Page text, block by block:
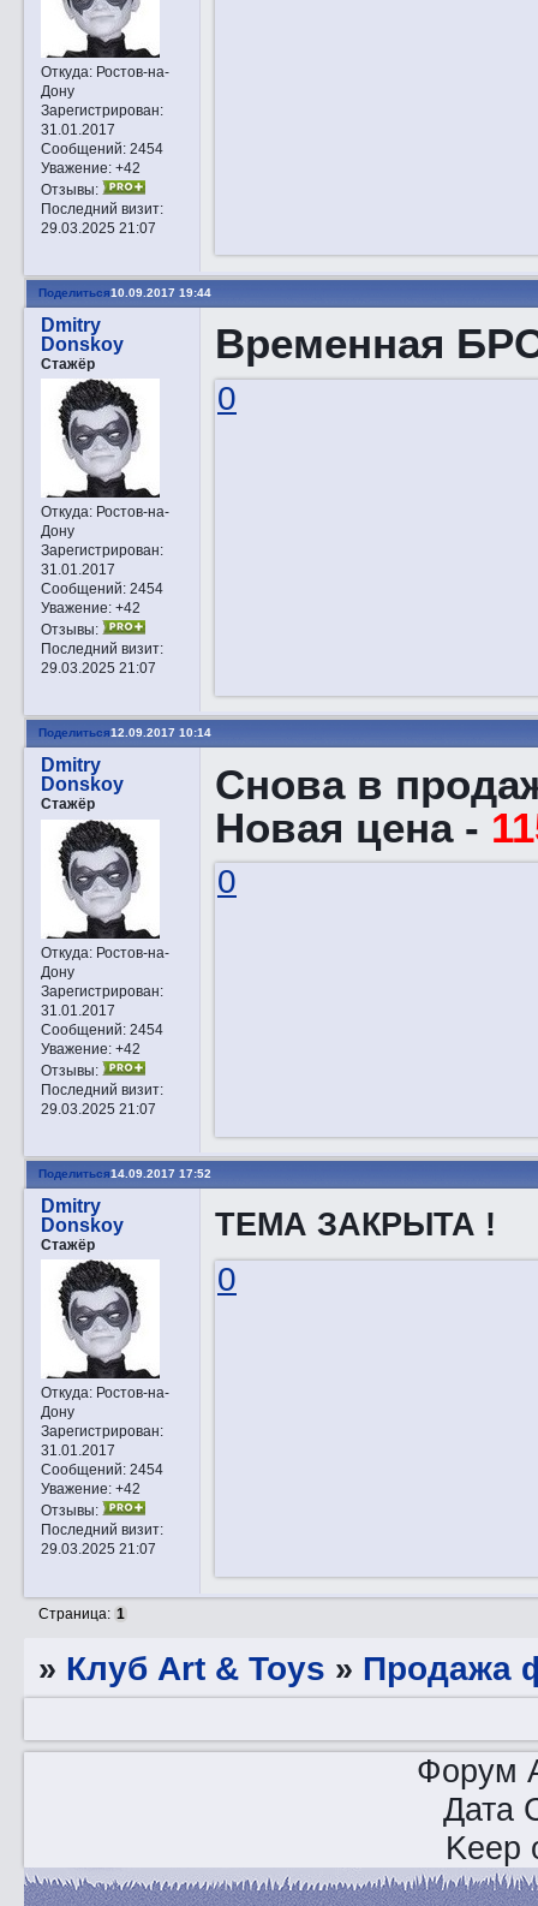
Откуда:Ростов-на-
Дону
Зарегистрирован:
31.01.2017
Сообщений:2454
Уважение: +42
Отзывы:
Последний визит:
29.03.2025 21:07
Поделиться10.09.2017 19:44
Dmitry
Donskoy
Стажёр
Откуда:Ростов-на-
Дону
Зарегистрирован:
31.01.2017
Сообщений:2454
Уважение: +42
Отзывы:
Последний визит:
29.03.2025 21:07
Временная
0
Поделиться12.09.2017 10:14
Dmitry
Donskoy
Стажёр
Откуда:Ростов-на-
Дону
Зарегистрирован:
31.01.2017
Сообщений:2454
Уважение: +42
Отзывы:
Последний визит:
29.03.2025 21:07
Снова в
Новая цена -
0
Поделиться14.09.2017 17:52
Dmitry
Donskoy
Стажёр
Откуда:Ростов-на-
Дону
Зарегистрирован:
31.01.2017
Сообщений:2454
Уважение: +42
Отзывы:
Последний визит:
29.03.2025 21:07
ТЕМА ЗАКРЫТА !
0
Страница: 1
» Клуб Art & Toys » Продажа
Форум
Дата
Keep